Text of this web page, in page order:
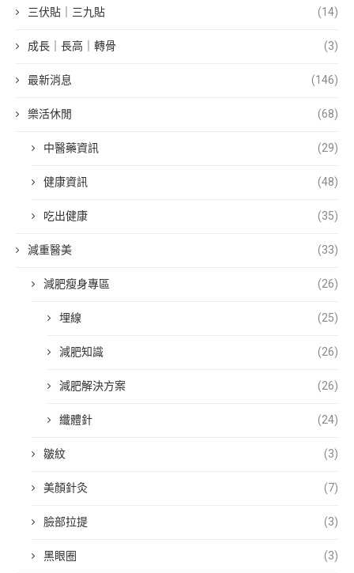
三伏貼｜三九貼 (14)
成長｜長高｜轉骨 (3)
最新消息 (146)
樂活休閒 (68)
中醫藥資訊 (29)
健康資訊 (48)
吃出健康 (35)
減重醫美 (33)
減肥瘦身專區 (26)
埋線 (25)
減肥知識 (26)
減肥解決方案 (26)
纖體針 (24)
皺紋 (3)
美顏針灸 (7)
臉部拉提 (3)
黑眼圈 (3)